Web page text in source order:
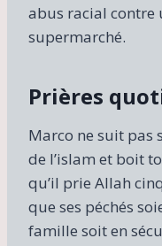
abus racial contre
supermarché.
Prières
Marco ne suit pas
de l’islam et boit
qu’il prie Allah
que ses péchés
famille soit en